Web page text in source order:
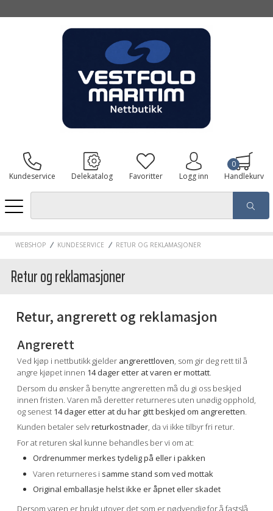
Kundeservice Delekatalog Favoritter Logg inn Handlekurv
0
WEBSHOP KUNDESERVICE RETUR OG REKLAMASJONER
Retur og reklamasjoner
Retur, angrerett og reklamasjon
Angrerett
Ved kjøp i nettbutikk gjelder angrerettloven, som gir deg rett til å
angre kjøpet innen 14 dager etter at varen er mottatt.
Dersom du ønsker å benytte angreretten må du gi oss beskjed
innen fristen. Varen må deretter returneres uten unødig opphold,
og senest 14 dager etter at du har gitt beskjed om angreretten
Kunden betaler selvreturkostnader, da vi ikke tilbyr fri retur.
For at returen skal kunne behandles ber vi om at:
Ordrenummer merkes tydelig på eller i pakken
Varen returneres i samme stand som ved mottak
Original emballasje helst ikke er åpnet eller skadet
Dersom varen er brukt utover det som er nødvendig for å fastslå